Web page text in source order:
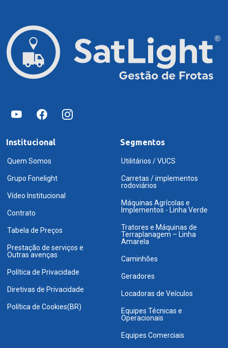
Institucional
Quem Somos
Grupo Fonelight
Vídeo Institucional
Contrato
Tabela de Preços
Prestação de serviços e
Outras avenças
Política de Privacidade
Diretivas de Privacidade
Política de Cookies(BR)
Segmentos
Utilitários / VUCS
Carretas / implementos
rodoviários
Máquinas Agrícolas e
Implementos - Linha Verde
Tratores e Máquinas de
Terraplanagem – Linha
Amarela
Caminhões
Geradores
Locadoras de Veículos
Equipes Técnicas e
Operacionais
Equipes Comerciais